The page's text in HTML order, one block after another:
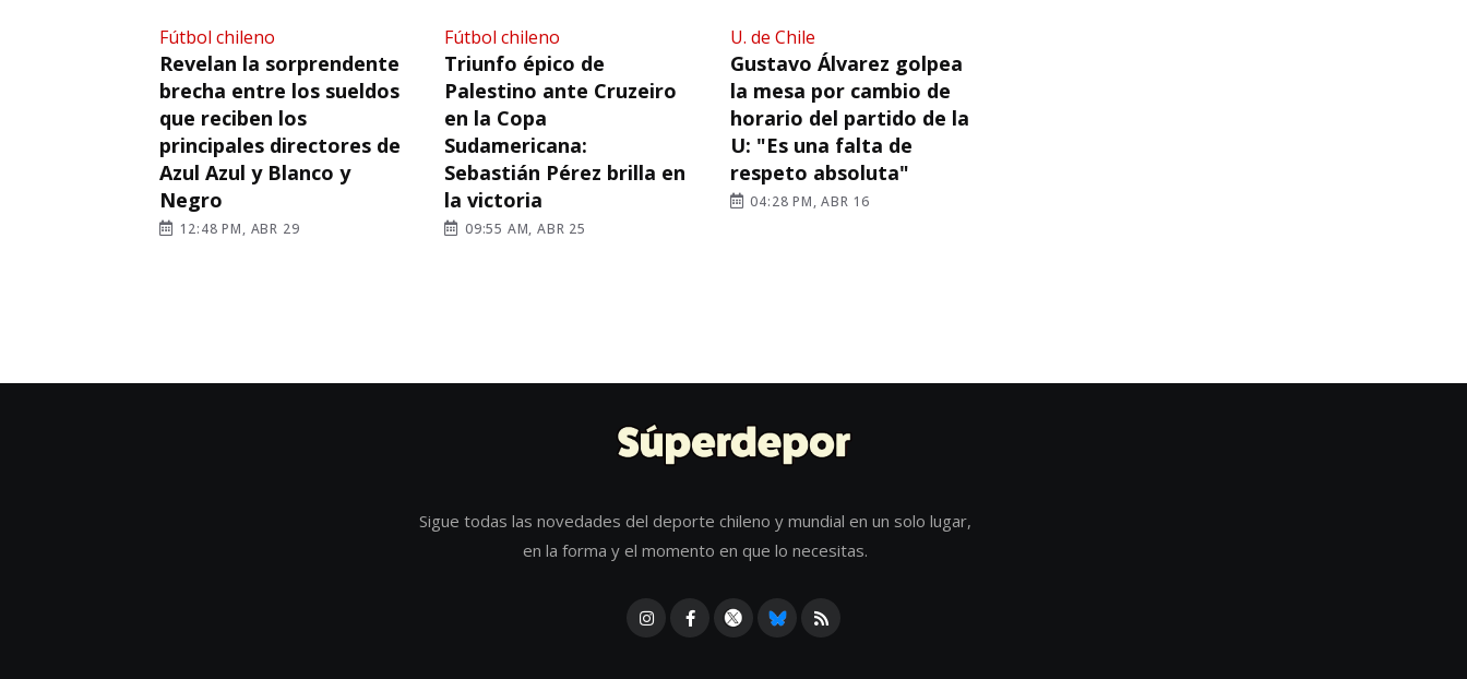
Fútbol chileno
Revelan la sorprendente
brecha entre los sueldos
que reciben los
principales directores de
Azul Azul y Blanco y
Negro
12:48 PM, ABR 29
Fútbol chileno
Triunfo épico de
Palestino ante Cruzeiro
en la Copa
Sudamericana:
Sebastián Pérez brilla en
la victoria
09:55 AM, ABR 25
U. de Chile
Gustavo Álvarez golpea
la mesa por cambio de
horario del partido de la
U: "Es una falta de
respeto absoluta"
04:28 PM, ABR 16
Sigue todas las novedades del deporte chileno y mundial en un solo lugar,
en la forma y el momento en que lo necesitas.